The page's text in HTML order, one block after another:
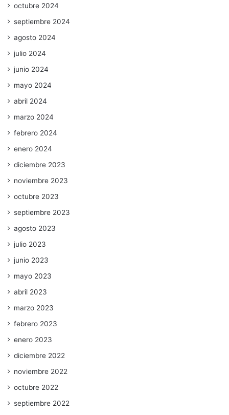
octubre 2024
septiembre 2024
agosto 2024
julio 2024
junio 2024
mayo 2024
abril 2024
marzo 2024
febrero 2024
enero 2024
diciembre 2023
noviembre 2023
octubre 2023
septiembre 2023
agosto 2023
julio 2023
junio 2023
mayo 2023
abril 2023
marzo 2023
febrero 2023
enero 2023
diciembre 2022
noviembre 2022
octubre 2022
septiembre 2022